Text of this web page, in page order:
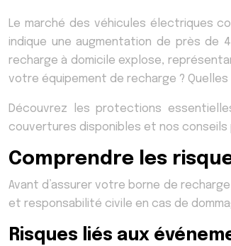
Le marché des véhicules électriques
indique une augmentation de près de
recharge à domicile explose,
votre équipement de recharge ?
Découvrez les protections
couvertures disponibles et nos conseils
Comprendre les
Avant d’assurer votre borne de
et responsabilité civile en cas de
Risques liés aux